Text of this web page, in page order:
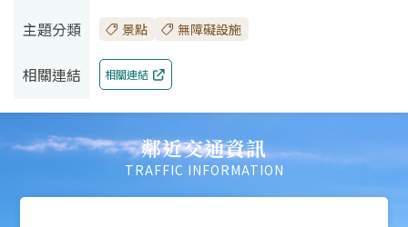
主題分類
景點 無障礙設施
相關連結 相關連結
鄰近交通資訊
TRAFFIC INFORMATION